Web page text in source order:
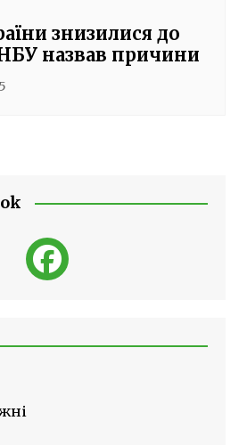
знизилися до
назвав причини